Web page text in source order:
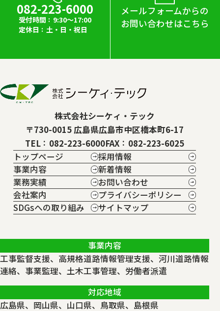
082-223-6000
受付時間
9:30～17:00
定休日
土・日・祝日
メールフォームからの
お問い合わせはこちら
株式会社シーケィ・テック
〒730-0015 広島県広島市中区橋本町6-17
TEL
082-223-6000FAX
082-223-6025
トップページ
事業内容
業務実績
会社案内
SDGsへの取り組み
採用情報
新着情報
お問い合わせ
プライバシーポリシー
サイトマップ
事業内容
工事監督支援、高規格道路情報管理支援、河川道路情報
連絡、事業監理、土木工事管理、労働者派遣
対応地域
広島県、岡山県、山口県、鳥取県、島根県